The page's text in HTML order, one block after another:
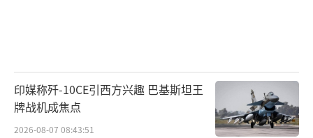
印媒称歼-10CE引西方兴趣 巴基斯坦王
牌战机成焦点
2026-08-07 08:43:51